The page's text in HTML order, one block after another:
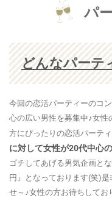
パ
どんなパーテ
今回の恋活パーティーのコ
心の広い男性を募集中♪女
方にぴったりの恋活パーテ
に対して女性が20代中心
ゴチしてあげる男気企画と
円』となっております(笑)
せ～♪女性の方お待ちしてお